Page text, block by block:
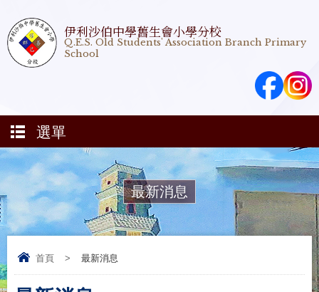
伊利沙伯中學舊生會小學分校
Q.E.S. Old Students' Association Branch Primary
School
選單
最新消息
首頁 > 最新消息